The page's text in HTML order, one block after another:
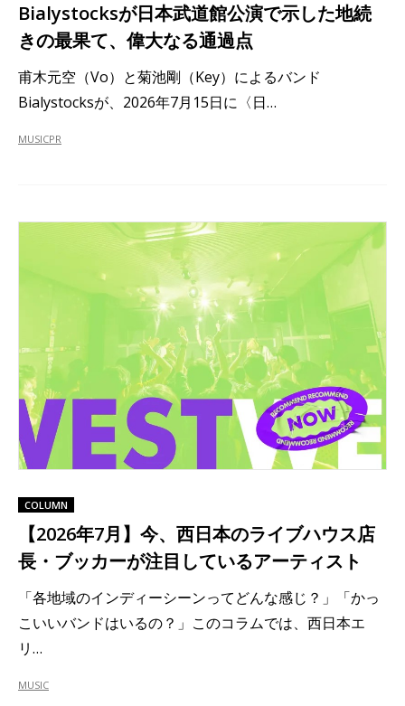
Bialystocksが日本武道館公演で示した地続
きの最果て、偉大なる通過点
甫木元空（Vo）と菊池剛（Key）によるバンド
Bialystocksが、2026年7月15日に〈日…
MUSICPR
COLUMN
【2026年7月】今、西日本のライブハウス店
長・ブッカーが注目しているアーティスト
「各地域のインディーシーンってどんな感じ？」「かっ
こいいバンドはいるの？」このコラムでは、西日本エ
リ…
MUSIC